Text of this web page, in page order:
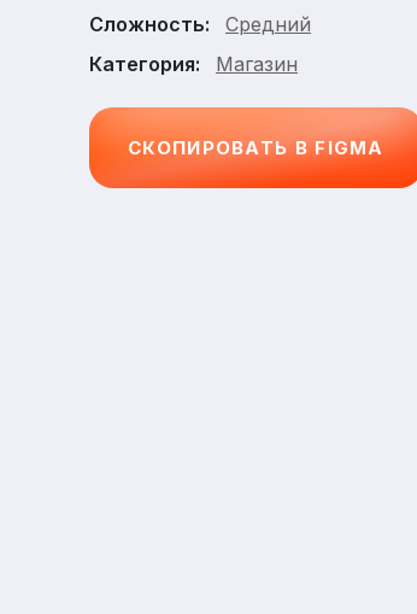
Сложность:
Средний
Категория:
Магазин
СКОПИРОВАТЬ В FIGMA